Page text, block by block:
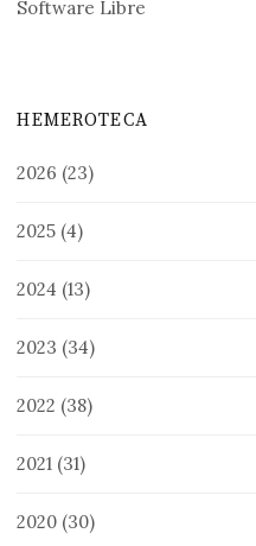
Software Libre
HEMEROTECA
2026 (23)
2025 (4)
2024 (13)
2023 (34)
2022 (38)
2021 (31)
2020 (30)